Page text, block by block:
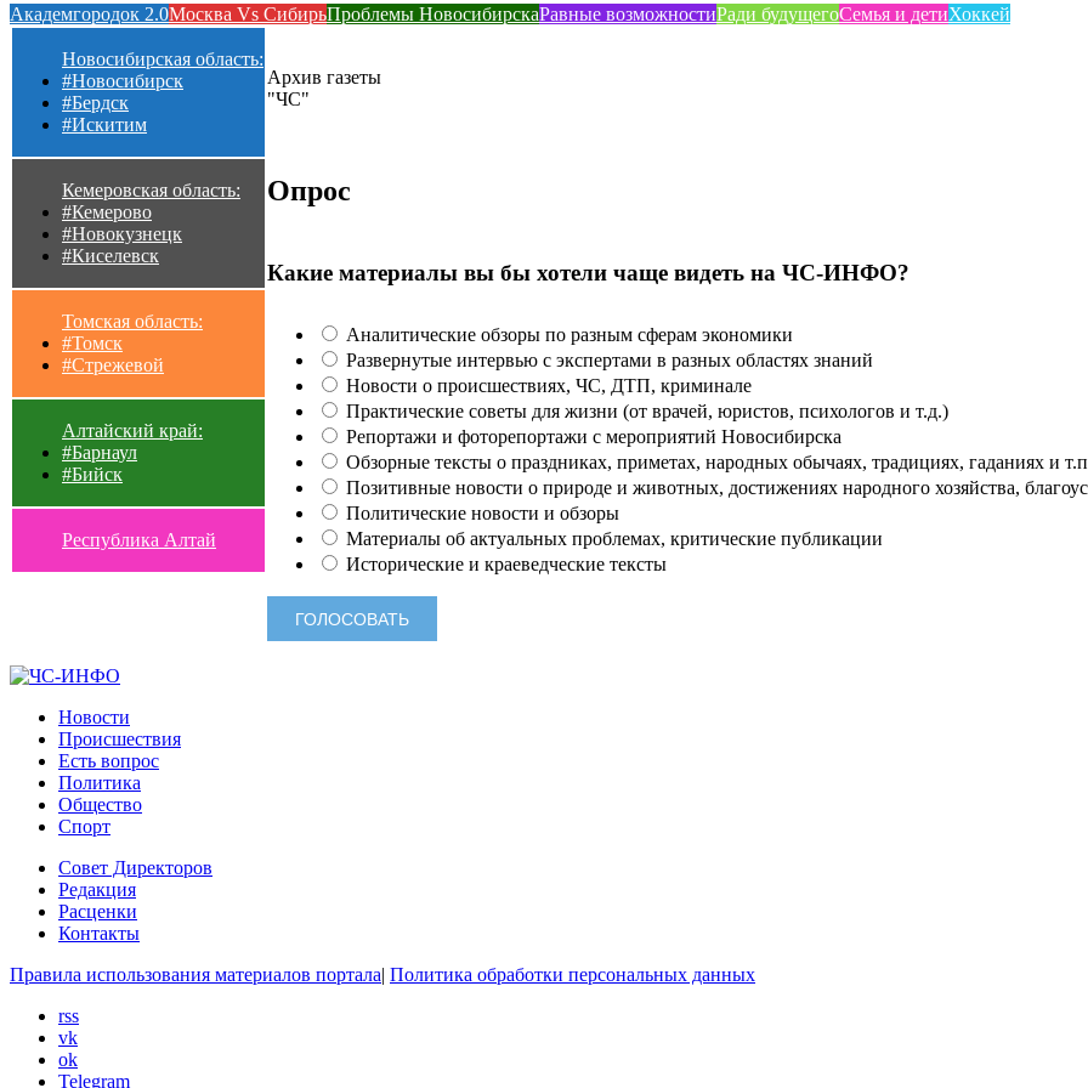
Академгородок 2.0Москва Vs СибирьПроблемы НовосибирскаРавные возможностиРади будущегоСемья и детиХоккей
Новосибирская область:
#Новосибирск
#Бердск
#Искитим
Кемеровская область:
#Кемерово
#Новокузнецк
#Киселевск
Томская область:
#Томск
#Стрежевой
Алтайский край:
#Барнаул
#Бийск
Республика Алтай
Архив газеты
"ЧС"
Опрос
Какие материалы вы бы хотели чаще видеть на ЧС-ИНФО?
Аналитические обзоры по разным сферам экономики
Развернутые интервью с экспертами в разных областях знаний
Новости о происшествиях, ЧС, ДТП, криминале
Практические советы для жизни (от врачей, юристов, психологов и т.д.)
Репортажи и фоторепортажи с мероприятий Новосибирска
Обзорные тексты о праздниках, приметах, народных обычаях, традициях, гаданиях и
Позитивные новости о природе и животных, достижениях народного хозяйства,
Политические новости и обзоры
Материалы об актуальных проблемах, критические публикации
Исторические и краеведческие тексты
Новости
Происшествия
Есть вопрос
Политика
Общество
Спорт
Совет Директоров
Редакция
Расценки
Контакты
Правила использования материалов портала| Политика обработки персональных данных
rss
vk
ok
Telegram